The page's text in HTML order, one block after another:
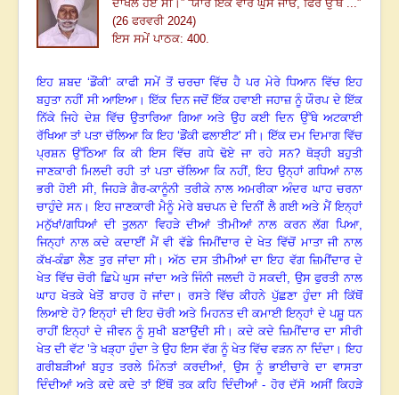
ਸੰਪਰਕ
We have 334 guests and no members online
ਦਾਖਲ ਹੋਏ ਸੀ। ” “ਯਾਰ ਇੱਕ ਵਾਰ ਘੁਸ ਜਾਓ, ਫਿਰ ਉੱਥੇ ...”
(26 ਫਰਵਰੀ 2024)
ਇਸ ਸਮੇਂ ਪਾਠਕ: 400.
ਇਹ ਸ਼ਬਦ ‘ਡੌਂਕੀ’ ਕਾਫੀ ਸਮੇਂ ਤੋਂ ਚਰਚਾ ਵਿੱਚ ਹੈ ਪਰ ਮੇਰੇ ਧਿਆਨ ਵਿੱਚ ਇਹ
ਬਹੁਤਾ ਨਹੀਂ ਸੀ ਆਇਆ। ਇੱਕ ਦਿਨ ਜਦੋਂ ਇੱਕ ਹਵਾਈ ਜਹਾਜ਼ ਨੂੰ ਯੌਰਪ ਦੇ ਇੱਕ
ਨਿੱਕੇ ਜਿਹੇ ਦੇਸ਼ ਵਿੱਚ ਉਤਾਰਿਆ ਗਿਆ ਅਤੇ ਉਹ ਕਈ ਦਿਨ ਉੱਥੇ ਅਟਕਾਈ
ਰੱਖਿਆ ਤਾਂ ਪਤਾ ਚੱਲਿਆ ਕਿ ਇਹ ‘ਡੌਂਕੀ ਫਲਾਈਟ’ ਸੀ। ਇੱਕ ਦਮ ਦਿਮਾਗ ਵਿੱਚ
ਪ੍ਰਸ਼ਨ ਉੱਠਿਆ ਕਿ ਕੀ ਇਸ ਵਿੱਚ ਗਧੇ ਢੋਏ ਜਾ ਰਹੇ ਸਨ?ਥੋੜ੍ਹੀ ਬਹੁਤੀ
ਜਾਣਕਾਰੀ ਮਿਲਦੀ ਰਹੀ ਤਾਂ ਪਤਾ ਚੱਲਿਆ ਕਿ ਨਹੀਂ, ਇਹ ਉਨ੍ਹਾਂ ਗਧਿਆਂ ਨਾਲ
ਭਰੀ ਹੋਈ ਸੀ, ਜਿਹੜੇ ਗੈਰ-ਕਾਨੂੰਨੀ ਤਰੀਕੇ ਨਾਲ ਅਮਰੀਕਾ ਅੰਦਰ ਘਾਹ ਚਰਨਾ
ਚਾਹੁੰਦੇ ਸਨ।ਇਹ ਜਾਣਕਾਰੀ ਮੈਨੂੰ ਮੇਰੇ ਬਚਪਨ ਦੇ ਦਿਨੀਂ ਲੈ ਗਈ ਅਤੇ ਮੈਂ ਇਨ੍ਹਾਂ
ਮਨੁੱਖਾਂ/ਗਧਿਆਂ ਦੀ ਤੁਲਨਾ ਵਿਹੜੇ ਦੀਆਂ ਤੀਮੀਆਂ ਨਾਲ ਕਰਨ ਲੱਗ ਪਿਆ,
ਜਿਨ੍ਹਾਂ ਨਾਲ ਕਦੇ ਕਦਾਈਂ ਮੈਂ ਵੀ ਵੱਡੇ ਜਿਮੀਂਦਾਰ ਦੇ ਖੇਤ ਵਿੱਚੋਂ ਮਾਤਾ ਜੀ ਨਾਲ
ਕੱਖ-ਕੰਡਾ ਲੈਣ ਤੁਰ ਜਾਂਦਾ ਸੀ।ਅੱਠ ਦਸ ਤੀਮੀਆਂ ਦਾ ਇਹ ਵੱਗ ਜ਼ਿਮੀਂਦਾਰ ਦੇ
ਖੇਤ ਵਿੱਚ ਚੋਰੀ ਛਿਪੇ ਘੁਸ ਜਾਂਦਾ ਅਤੇ ਜਿੰਨੀ ਜਲਦੀ ਹੋ ਸਕਦੀ, ਉਸ ਫੁਰਤੀ ਨਾਲ
ਘਾਹ ਖੋਤਕੇ ਖੇਤੋਂ ਬਾਹਰ ਹੋ ਜਾਂਦਾ।ਰਸਤੇ ਵਿੱਚ ਕੀਹਨੇ ਪੁੱਛਣਾ ਹੁੰਦਾ ਸੀ ਕਿੱਥੋਂ
ਲਿਆਏ ਹੋ?ਇਨ੍ਹਾਂ ਦੀ ਇਹ ਚੋਰੀ ਅਤੇ ਮਿਹਨਤ ਦੀ ਕਮਾਈ ਇਨ੍ਹਾਂ ਦੇ ਪਸ਼ੂ ਧਨ
ਰਾਹੀਂ ਇਨ੍ਹਾਂ ਦੇ ਜੀਵਨ ਨੂੰ ਸੁਖੀ ਬਣਾਉਂਦੀ ਸੀ। ਕਦੇ ਕਦੇ ਜ਼ਿਮੀਂਦਾਰ ਦਾ ਸੀਰੀ
ਖੇਤ ਦੀ ਵੱਟ ’ਤੇ ਖੜ੍ਹਾ ਹੁੰਦਾ ਤੇ ਉਹ ਇਸ ਵੱਗ ਨੂੰ ਖੇਤ ਵਿੱਚ ਵੜਨ ਨਾ ਦਿੰਦਾ ।ਇਹ
ਗਰੀਬੜੀਆਂ ਬਹੁਤ ਤਰਲੇ ਮਿੰਨਤਾਂ ਕਰਦੀਆਂ, ਉਸ ਨੂੰ ਭਾਈਚਾਰੇ ਦਾ ਵਾਸਤਾ
ਦਿੰਦੀਆਂ ਅਤੇ ਕਦੇ ਕਦੇ ਤਾਂ ਇੱਥੋਂ ਤਕ ਕਹਿ ਦਿੰਦੀਆਂ - ਹੋਰ ਦੱਸੋ ਅਸੀਂ ਕਿਹੜੇ